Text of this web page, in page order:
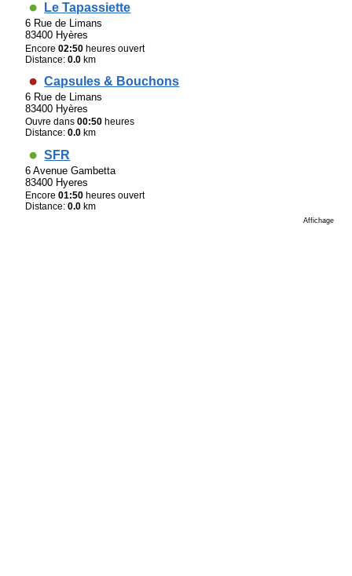
Le Tapassiette
6 Rue de Limans
83400 Hyères
Encore02:50 heures ouvert
Distance:0.0 km
Capsules & Bouchons
6 Rue de Limans
83400 Hyères
Ouvre dans00:50 heures
Distance:0.0 km
SFR
6 Avenue Gambetta
83400 Hyeres
Encore01:50 heures ouvert
Distance:0.0 km
Affichage